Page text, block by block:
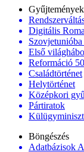
Gyűjtemények
Digitális
Első
Reformáció
Családtörténet
Helytörténet
Középkori
Pártiratok
Böngészés
Adatbázisok